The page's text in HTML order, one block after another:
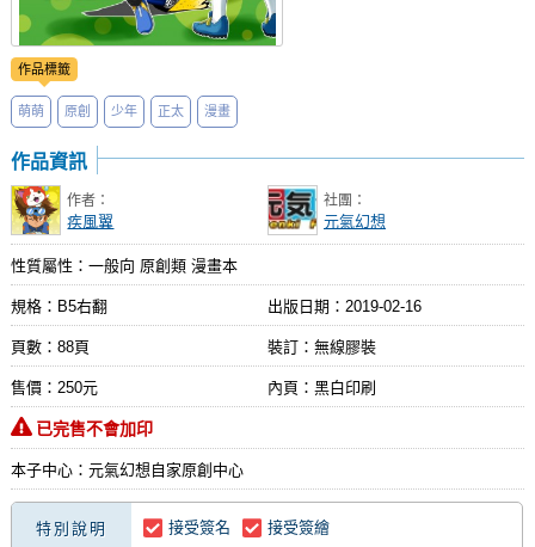
作品標籤
萌萌 原創 少年 正太 漫畫
作品資訊
作者：
疾風翼
社團：
元氣幻想
性質屬性：一般向 原創類 漫畫本
規格：B5右翻 出版日期： 2019-02-16
頁數：88頁 裝訂：無線膠裝
售價：250元 內頁：黑白印刷
已完售不會加印
本子中心：元氣幻想自家原創中心
特別說明 接受簽名 接受簽繪